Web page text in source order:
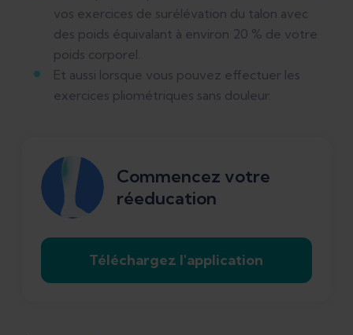
vos exercices de surélévation du talon avec
des poids équivalant à environ 20 % de votre
poids corporel.
Et aussi lorsque vous pouvez effectuer les
exercices pliométriques sans douleur.
Commencez votre
réeducation
Téléchargez l'application